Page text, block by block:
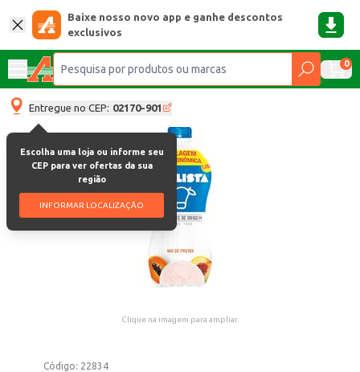
Baixe nosso novo app e ganhe descontos
exclusivos
0
Entregue no CEP: 02170-901
Escolha uma loja ou informe seu
CEP para ver ofertas da sua
região
INFORMAR LOCALIZAÇÃO
Clique na imagem para ampliar.
Código: 22834